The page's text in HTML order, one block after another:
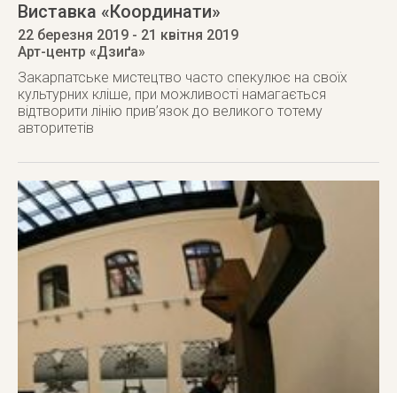
Виставка «Координати»
22 березня 2019 - 21 квітня 2019
Арт-центр «Дзиґа»
Закарпатське мистецтво часто спекулює на своїх
культурних кліше, при можливості намагається
відтворити лінію прив’язок до великого тотему
авторитетів